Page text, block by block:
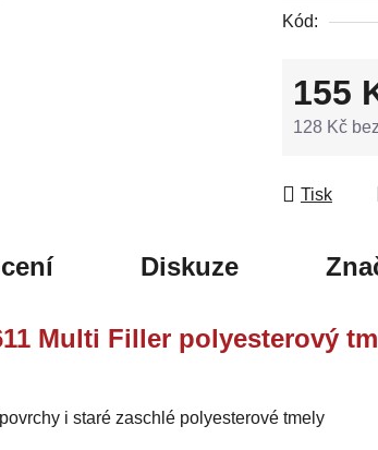
Kód:
155
128 Kč
Tisk
Diskuze
Multi Filler polyesterový
i staré zaschlé polyesterové tmely